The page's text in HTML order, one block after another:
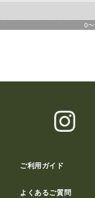
0～
ご利用ガイド
よくあるご質問